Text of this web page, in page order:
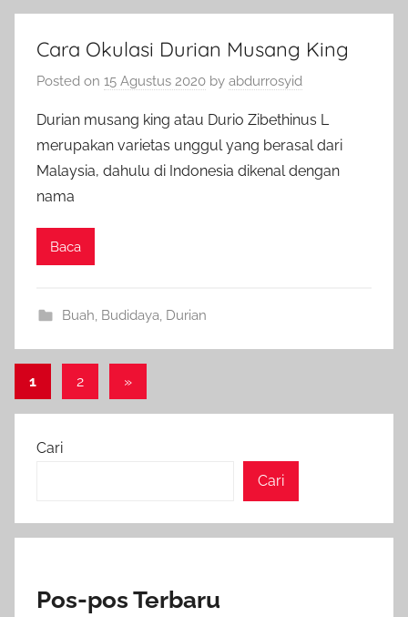
Cara Okulasi Durian Musang King
Posted on 15 Agustus 2020 by abdurrosyid
Durian musang king atau Durio Zibethinus L
merupakan varietas unggul yang berasal dari
Malaysia, dahulu di Indonesia dikenal dengan
nama
Baca
Buah, Budidaya, Durian
Paginasi
pos
1 2
Next
»
Cari
Cari
Pos-pos Terbaru